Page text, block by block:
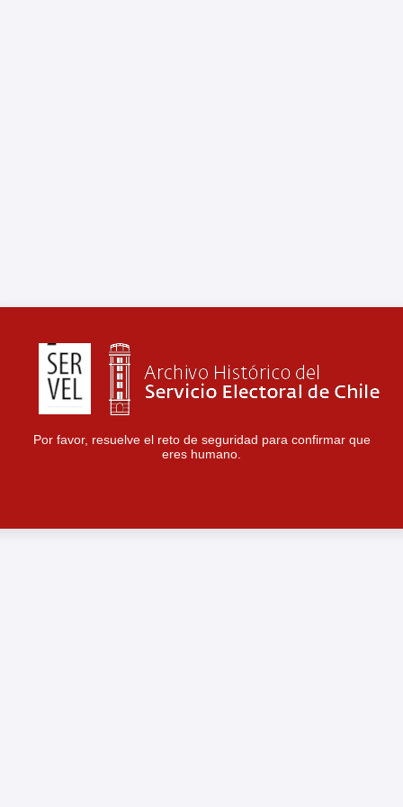
Por favor, resuelve el reto de seguridad para confirmar que
eres humano.